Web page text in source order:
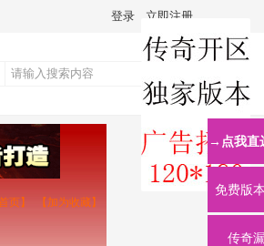
登录 立即注册
搜
索
→点我直
免费版
传奇